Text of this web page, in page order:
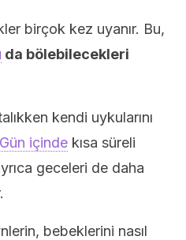
birçok kez uyanır. Bu,
da bölebilecekleri
kendi uykularını
Gün içinde kısa süreli
geceleri de daha
bebeklerini nasıl